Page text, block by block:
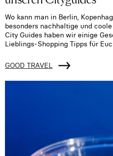
Wo kann man in Berlin,
besonders nachhaltige und
City Guides haben wir einige
Lieblings-Shopping Tipps für
GOOD TRAVEL